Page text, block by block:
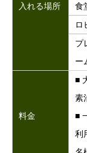
入れる場所
食
ロ
プ
ー
料金
■
素
■
利